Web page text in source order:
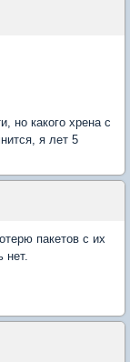
но какого хрена с
я лет 5
пакетов с их
нет.